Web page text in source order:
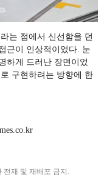
는 점에서 신선함을 던
근이 인상적이었다. 눈
하게 드러난 장면이었
구현하려는 방향에 한
재 및 재배포 금지.